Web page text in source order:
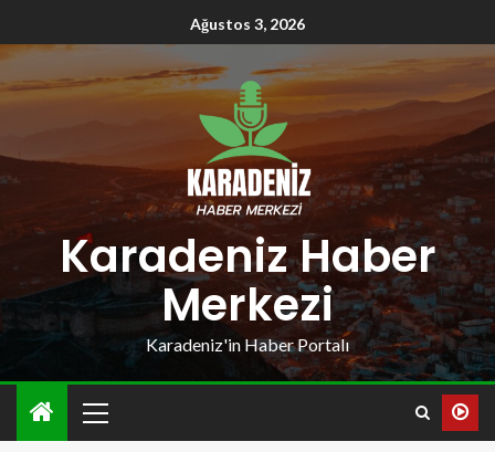
Ağustos 3, 2026
Karadeniz Haber
Merkezi
Karadeniz'in Haber Portalı